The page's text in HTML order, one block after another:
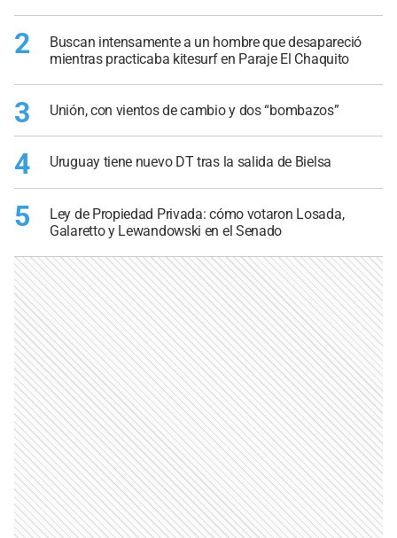
2
Buscan intensamente a un hombre que desapareció
mientras practicaba kitesurf en Paraje El Chaquito
3 Unión, con vientos de cambio y dos “bombazos”
4 Uruguay tiene nuevo DT tras la salida de Bielsa
5
Ley de Propiedad Privada: cómo votaron Losada,
Galaretto y Lewandowski en el Senado